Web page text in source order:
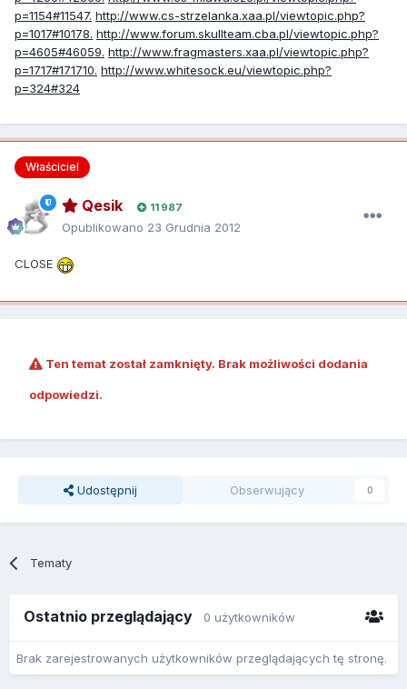
p=1154#11547. http://www.cs-strzelanka.xaa.pl/viewtopic.php?
p=1017#10178. http://www.forum.skullteam.cba.pl/viewtopic.php?
p=4605#46059. http://www.fragmasters.xaa.pl/viewtopic.php?
p=1717#171710. http://www.whitesock.eu/viewtopic.php?
p=324#324
Właściciel
Qesik 11 987
Opublikowano 23 Grudnia 2012
CLOSE
Ten temat został zamknięty. Brak możliwości dodania
odpowiedzi.
Udostępnij Obserwujący 0
Tematy
Ostatnio przeglądający 0 użytkowników
Brak zarejestrowanych użytkowników przeglądających tę stronę.